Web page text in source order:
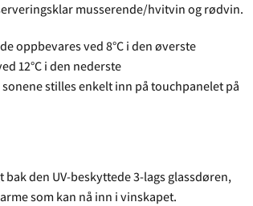
musserende/hvitvin og rødvin.
oppbevares ved 8°C i den øverste
12°C i den nederste
stilles enkelt inn på touchpanelet på
den UV-beskyttede 3-lags glassdøren,
som kan nå inn i vinskapet.